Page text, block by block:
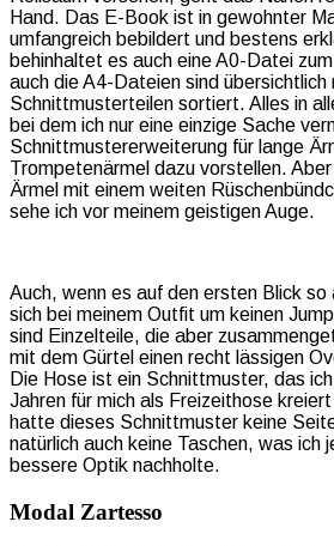
Hand. Das E-Book ist in gewohnter
umfangreich bebildert und bestens
behinhaltet es auch eine A0-Datei
auch die A4-Dateien sind übersichtlich
Schnittmusterteilen sortiert. Alles in
bei dem ich nur eine einzige Sache
Schnittmustererweiterung für lange
Trompetenärmel dazu vorstellen.
Ärmel mit einem weiten
sehe ich vor meinem geistigen Auge.
Auch, wenn es auf den ersten Blick
sich bei meinem Outfit um keinen
sind Einzelteile, die aber
mit dem Gürtel einen recht lässigen
Die Hose ist ein Schnittmuster, das
Jahren für mich als Freizeithose
hatte dieses Schnittmuster keine
natürlich auch keine Taschen, was ich
bessere Optik nachholte.
Modal Zartesso